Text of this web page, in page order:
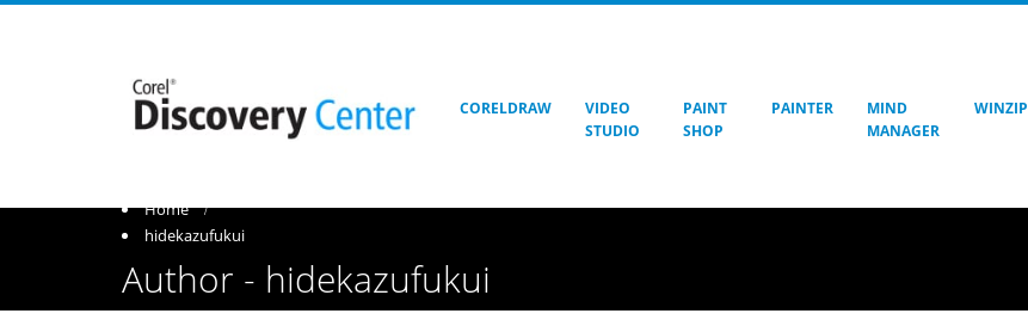
CORELDRAW
VIDEO
STUDIO
PAINT
SHOP
PAINTER
MIND
MANAGER
WINZIP
Home
hidekazufukui
Author - hidekazufukui